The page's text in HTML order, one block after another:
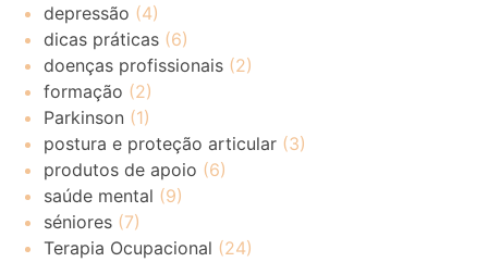
depressão (4)
dicas práticas (6)
doenças profissionais (2)
formação (2)
Parkinson (1)
postura e proteção articular (3)
produtos de apoio (6)
saúde mental (9)
séniores (7)
Terapia Ocupacional (24)